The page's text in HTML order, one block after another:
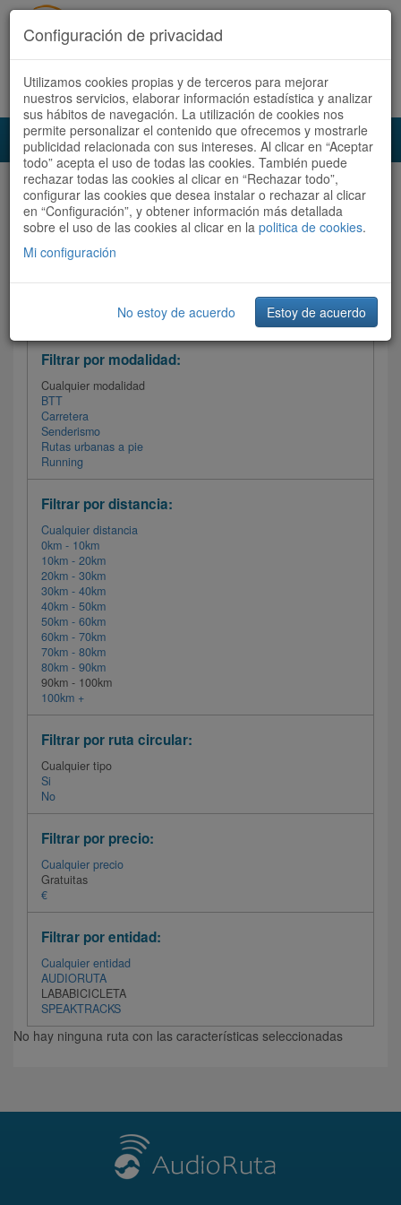
Acceder Registrate ahora Español | Català
Audioruta Todas las rutas
Todas las rutas Ordenar por:Más recientes
Filtrar las rutas
Filtrar por modalidad:
Cualquier modalidad
BTT
Carretera
Senderismo
Rutas urbanas a pie
Running
Filtrar por distancia:
Cualquier distancia
0km - 10km
10km - 20km
20km - 30km
30km - 40km
40km - 50km
50km - 60km
60km - 70km
70km - 80km
80km - 90km
90km - 100km
100km +
Filtrar por ruta circular:
Cualquier tipo
Si
No
Filtrar por precio:
Cualquier precio
Gratuitas
€
Filtrar por entidad:
Cualquier entidad
AUDIORUTA
LABABICICLETA
SPEAKTRACKS
No hay ninguna ruta con las características seleccionadas
Configuración de privacidad
Utilizamos cookies propias y de terceros para mejorar
nuestros servicios, elaborar información estadística y analizar
sus hábitos de navegación. La utilización de cookies nos
permite personalizar el contenido que ofrecemos y mostrarle
publicidad relacionada con sus intereses. Al clicar en “Aceptar
todo” acepta el uso de todas las cookies. También puede
rechazar todas las cookies al clicar en “Rechazar todo”,
configurar las cookies que desea instalar o rechazar al clicar
en “Configuración”, y obtener información más detallada
sobre el uso de las cookies al clicar en la politica de cookies.
Mi configuración
No estoy de acuerdo Estoy de acuerdo